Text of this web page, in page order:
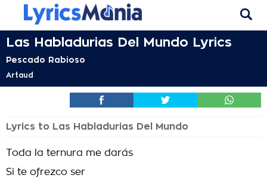
Las Habladurias Del Mundo Lyrics
Pescado Rabioso
Artaud
Lyrics to Las Habladurias Del Mundo
Toda la ternura me darás
Si te ofrezco ser